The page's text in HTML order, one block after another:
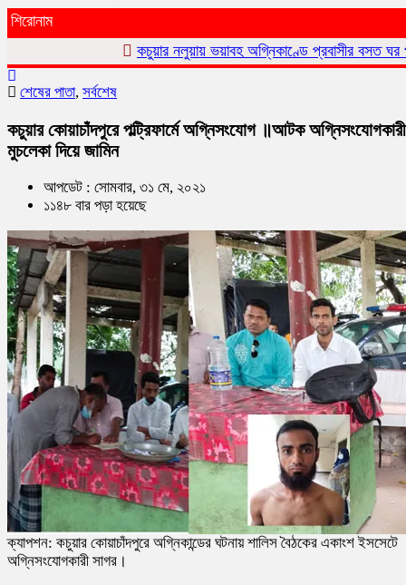
শিরোনাম
কচুয়ার নলুয়ায় ভয়াবহ অগ্নিকাণ্ডে প্রবাসীর বসত ঘর পুড়ে ছাই,ক্ষয়ক্ষতি
শেষের পাতা, সর্বশেষ
কচুয়ার কোয়াচাঁদপুরে পল্ট্রিফার্মে অগ্নিসংযোগ ॥আটক অগ্নিসংযোগকারী
মুচলেকা দিয়ে জামিন
আপডেট : সোমবার, ৩১ মে, ২০২১
১১৪৮ বার পড়া হয়েছে
ক্যাপশন: কচুয়ার কোয়াচাঁদপুরে অগ্নিকান্ডের ঘটনায় শালিস বৈঠকের একাংশ ইসসেটে
অগ্নিসংযোগকারী সাগর।